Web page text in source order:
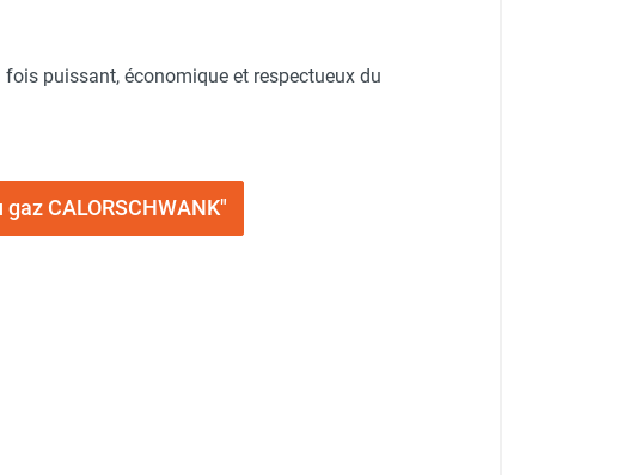
puissant, économique et respectueux du
CALORSCHWANK"